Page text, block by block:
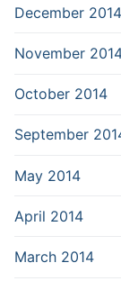
December 2014
November
October 2014
September
May 2014
April 2014
March 2014